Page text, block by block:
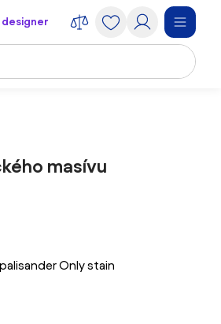
designer
masívu
Only stain